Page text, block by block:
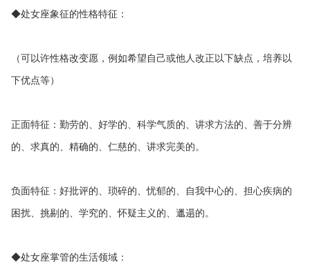
◆处女座象征的性格特征：
（可以许性格改变愿，例如希望自己或他人改正以下缺点，培养以
下优点等）
正面特征：勤劳的、好学的、科学气质的、讲求方法的、善于分辨
的、求真的、精确的、仁慈的、讲求完美的。
负面特征：好批评的、琐碎的、忧郁的、自我中心的、担心疾病的
困扰、挑剔的、学究的、怀疑主义的、邋遢的。
◆处女座掌管的生活领域：